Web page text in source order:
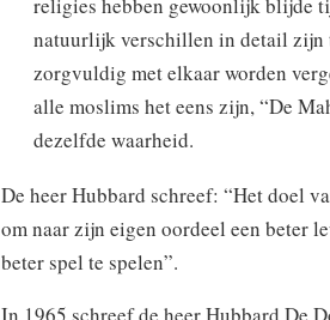
natuurlijk verschillen in detail zijn
zorgvuldig met elkaar worden
alle moslims het eens zijn, “De
dezelfde waarheid.
De heer Hubbard schreef: “Het doel
om naar zijn eigen oordeel een beter
beter spel te spelen”.
In 1965 schreef de heer Hubbard De